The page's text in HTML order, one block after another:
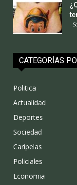
CATEGORÍAS
Politica
Actualidad
Deportes
Sociedad
Caripelas
Policiales
Economia